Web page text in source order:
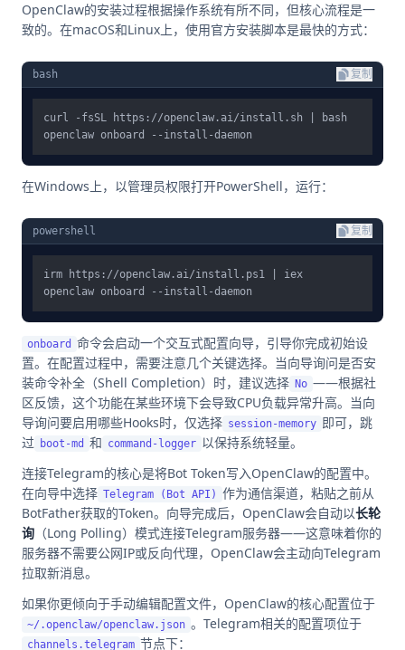
OpenClaw的安装过程根据操作系统有所不同，但核心流程是一
致的。在macOS和Linux上，使用官方安装脚本是最快的方式：
bash 复制
curl -fsSL https://openclaw.ai/install.sh | bash
在Windows上，以管理员权限打开PowerShell，运行：
powershell 复制
irm https://openclaw.ai/install.ps1 | iex
onboard 命令会启动一个交互式配置向导，引导你完成初始设
置。在配置过程中，需要注意几个关键选择。当向导询问是否安
装命令补全（Shell Completion）时，建议选择 No ——根据社
区反馈，这个功能在某些环境下会导致CPU负载异常升高。当向
导询问要启用哪些Hooks时，仅选择 session-memory 即可，跳
过
boot-md 和 command-logger 以保持系统轻量。
连接Telegram的核心是将Bot Token写入OpenClaw的配置中。
在向导中选择 Telegram (Bot API) 作为通信渠道，粘贴之前从
BotFather获取的Token。向导完成后，OpenClaw会自动以长轮
询 （Long Polling）模式连接Telegram服务器——这意味着你的
服务器不需要公网IP或反向代理，OpenClaw会主动向Telegram
拉取新消息。
如果你更倾向于手动编辑配置文件，OpenClaw的核心配置位于
~/.openclaw/openclaw.json 。Telegram相关的配置项位于
channels.telegram 节点下：